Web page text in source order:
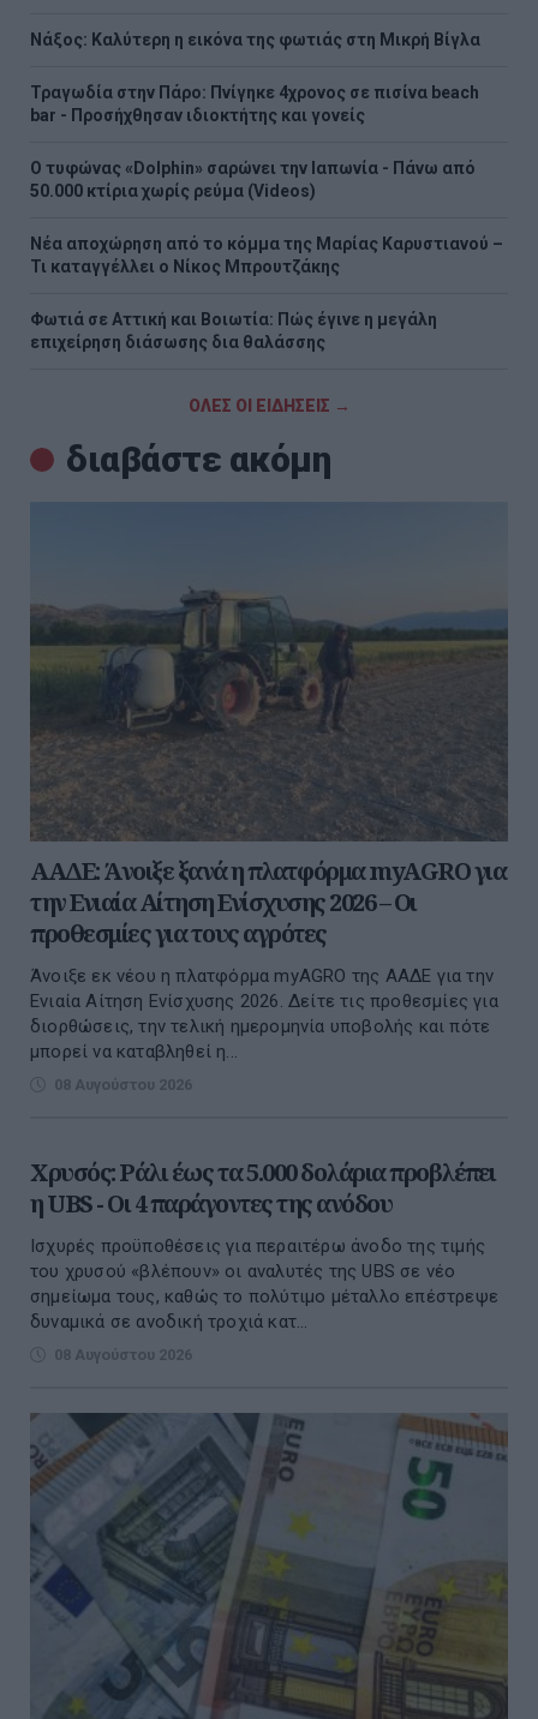
Νάξος: Καλύτερη η εικόνα της φωτιάς στη Μικρή Βίγλα
Τραγωδία στην Πάρο: Πνίγηκε 4χρονος σε πισίνα beach
bar - Προσήχθησαν ιδιοκτήτης και γονείς
Ο τυφώνας «Dolphin» σαρώνει την Ιαπωνία - Πάνω από
50.000 κτίρια χωρίς ρεύμα (Videos)
Νέα αποχώρηση από το κόμμα της Μαρίας Καρυστιανού –
Τι καταγγέλλει ο Νίκος Μπρουτζάκης
Φωτιά σε Αττική και Βοιωτία: Πώς έγινε η μεγάλη
επιχείρηση διάσωσης δια θαλάσσης
ΟΛΕΣ ΟΙ ΕΙΔΗΣΕΙΣ →
διαβάστε ακόμη
ΑΑΔΕ: Άνοιξε ξανά η πλατφόρμα myAGRO για
την Ενιαία Αίτηση Ενίσχυσης 2026 – Οι
προθεσμίες για τους αγρότες
Άνοιξε εκ νέου η πλατφόρμα myAGRO της ΑΑΔΕ για την
Ενιαία Αίτηση Ενίσχυσης 2026. Δείτε τις προθεσμίες για
διορθώσεις, την τελική ημερομηνία υποβολής και πότε
μπορεί να καταβληθεί η...
08 Αυγούστου 2026
Χρυσός: Ράλι έως τα 5.000 δολάρια προβλέπει
η UBS - Οι 4 παράγοντες της ανόδου
Ισχυρές προϋποθέσεις για περαιτέρω άνοδο της τιμής
του χρυσού «βλέπουν» οι αναλυτές της UBS σε νέο
σημείωμα τους, καθώς το πολύτιμο μέταλλο επέστρεψε
δυναμικά σε ανοδική τροχιά κατ...
08 Αυγούστου 2026